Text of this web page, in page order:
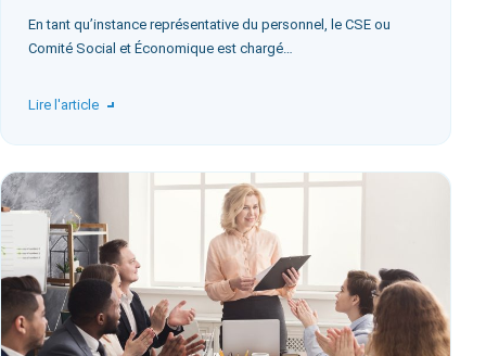
En tant qu’instance représentative du personnel, le CSE ou
Comité Social et Économique est chargé…
Lire l'article